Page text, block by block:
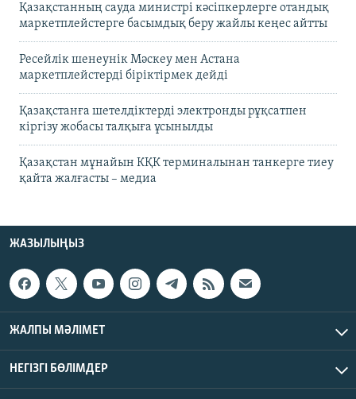
Қазақстанның сауда министрі кәсіпкерлерге отандық
маркетплейстерге басымдық беру жайлы кеңес айтты
Ресейлік шенеунік Мәскеу мен Астана
маркетплейстерді біріктірмек дейді
Қазақстанға шетелдіктерді электронды рұқсатпен
кіргізу жобасы талқыға ұсынылды
Қазақстан мұнайын КҚК терминалынан танкерге тиеу
қайта жалғасты – медиа
ЖАЗЫЛЫҢЫЗ
ЖАЛПЫ МӘЛІМЕТ
НЕГІЗГІ БӨЛІМДЕР